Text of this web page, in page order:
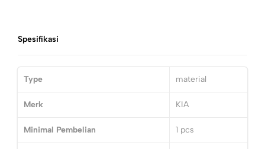
Spesifikasi
Type material
Merk KIA
Minimal Pembelian 1 pcs